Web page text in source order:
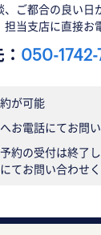
、ご都合の良い日
当支店に直接お
050-
が可能
お電話にてお問い
約の受付は終了
てお問い合わせく